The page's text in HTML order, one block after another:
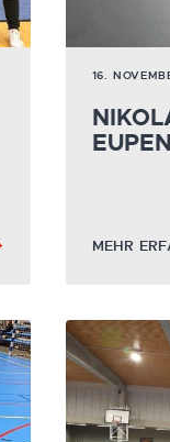
16.
EUPEN
MEHR